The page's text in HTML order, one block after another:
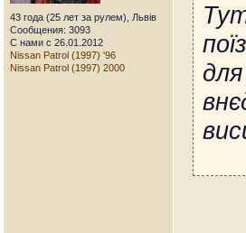
43 года (25 лет за рулем), Львів
Сообщения: 3093
С нами с 26.01.2012
Nissan Patrol (1997) '96
Nissan Patrol (1997) 2000